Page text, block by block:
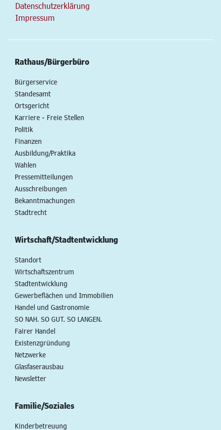
Datenschutzerklärung
Impressum
Rathaus/Bürgerbüro
Bürgerservice
Standesamt
Ortsgericht
Karriere - Freie Stellen
Politik
Finanzen
Ausbildung/Praktika
Wahlen
Pressemitteilungen
Ausschreibungen
Bekanntmachungen
Stadtrecht
Wirtschaft/Stadtentwicklung
Standort
Wirtschaftszentrum
Stadtentwicklung
Gewerbeflächen und Immobilien
Handel und Gastronomie
SO NAH. SO GUT. SO LANGEN.
Fairer Handel
Existenzgründung
Netzwerke
Glasfaserausbau
Newsletter
Familie/Soziales
Kinderbetreuung